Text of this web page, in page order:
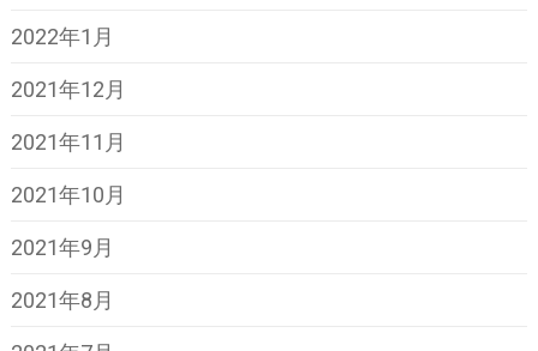
2022年1月
2021年12月
2021年11月
2021年10月
2021年9月
2021年8月